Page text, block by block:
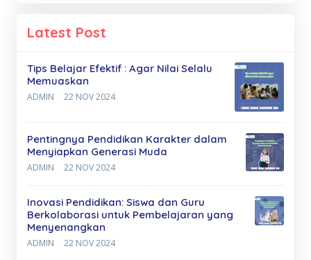
Latest Post
Tips Belajar Efektif : Agar Nilai Selalu
Memuaskan
ADMIN 22 NOV 2024
Pentingnya Pendidikan Karakter dalam
Menyiapkan Generasi Muda
ADMIN 22 NOV 2024
Inovasi Pendidikan: Siswa dan Guru
Berkolaborasi untuk Pembelajaran yang
Menyenangkan
ADMIN 22 NOV 2024